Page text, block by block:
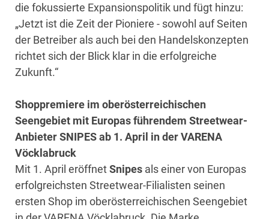
die fokussierte Expansionspolitik und fügt hinzu:
„Jetzt ist die Zeit der Pioniere - sowohl auf Seiten
der Betreiber als auch bei den Handelskonzepten
richtet sich der Blick klar in die erfolgreiche
Zukunft.“
Shoppremiere im oberösterreichischen
Seengebiet mit Europas führendem Streetwear-
Anbieter SNIPES ab 1. April in der VARENA
Vöcklabruck
Mit 1. April eröffnetSnipes als einer von Europas
erfolgreichsten Streetwear-Filialisten seinen
ersten Shop im oberösterreichischen Seengebiet